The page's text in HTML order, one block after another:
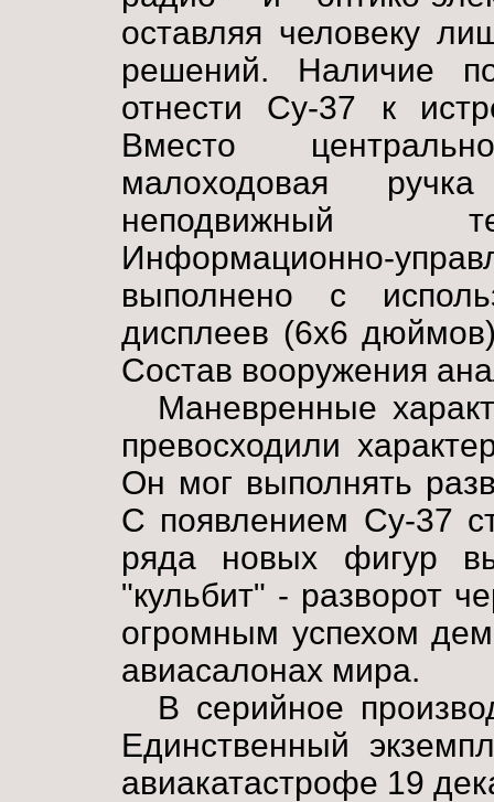
оставляя человеку
решений. Наличие
отнести Су-37 к
Вместо
малоходовая
неподвижный
Информационно-
выполнено с
дисплеев (6x6
Состав вооружения
Маневренные
превосходили
Он мог выполнять
С появлением Су-37
ряда новых фигур
"кульбит" - разворот
огромным успехом
авиасалонах мира.
В серийное
Единственный
авиакатастрофе 19